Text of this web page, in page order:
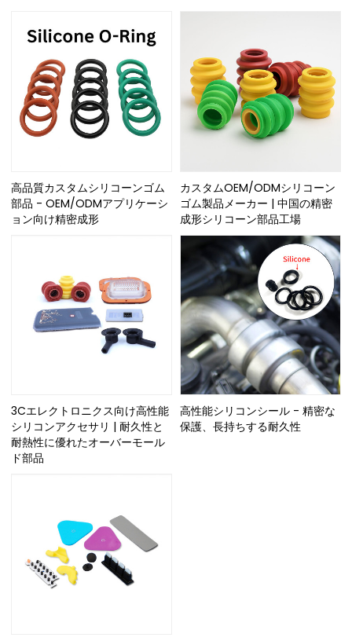
高品質カスタムシリコーンゴム
部品 - OEM/ODMアプリケーシ
ョン向け精密成形
カスタムOEM/ODMシリコーン
ゴム製品メーカー | 中国の精密
成形シリコーン部品工場
3Cエレクトロニクス向け高性能
シリコンアクセサリ | 耐久性と
耐熱性に優れたオーバーモール
ド部品
高性能シリコンシール - 精密な
保護、長持ちする耐久性